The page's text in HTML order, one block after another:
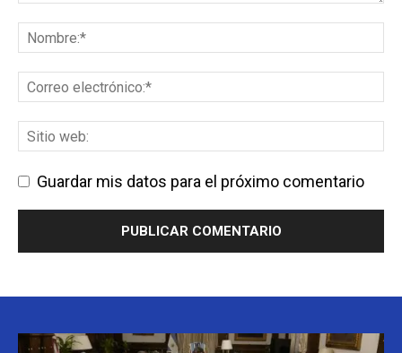
Guardar mis datos para el próximo comentario